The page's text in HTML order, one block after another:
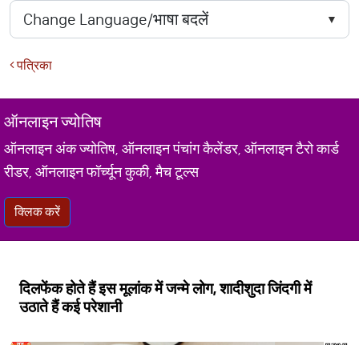
पत्रिका
ऑनलाइन ज्योतिष
ऑनलाइन अंक ज्योतिष, ऑनलाइन पंचांग कैलेंडर, ऑनलाइन टैरो कार्ड
रीडर, ऑनलाइन फॉर्च्यून कुकी, मैच टूल्स
क्लिक करें
दिलफेंक होते हैं इस मूलांक में जन्मे लोग, शादीशुदा जिंदगी में
उठाते हैं कई परेशानी